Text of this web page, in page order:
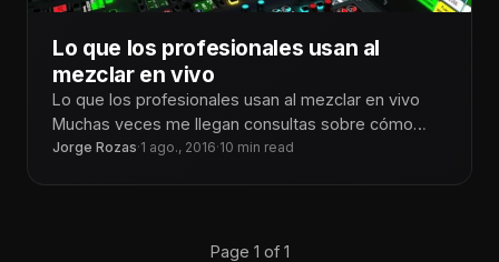
Lo que los profesionales usan al
mezclar en vivo
Lo que los profesionales usan al mezclar en vivo
Muchas veces me llegan consultas sobre cómo
hacer para lograr mejores
Jorge Rozas·1 ago., 2016·10 min read
Page 1 of 1